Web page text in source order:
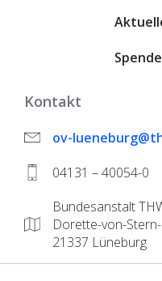
Kontakt
ov-
04131 – 40054-0
Bundesanstalt
Dorette-von-
21337 Lüneburg